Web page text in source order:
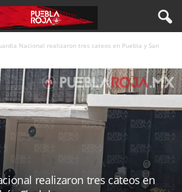
Nacional realizaron tres cateos en Puebla y San
realizaron tres cateos en